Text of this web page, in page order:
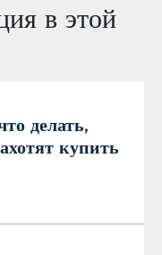
в этой
делать,
купить